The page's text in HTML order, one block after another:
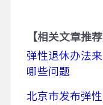
【相关文章推荐
弹性退休办法
哪些问题
北京市发布弹